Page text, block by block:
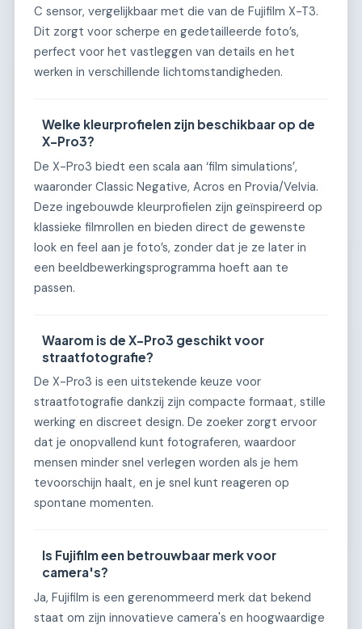
C sensor, vergelijkbaar met die van de Fujifilm X-T3.
Dit zorgt voor scherpe en gedetailleerde foto’s,
perfect voor het vastleggen van details en het
werken in verschillende lichtomstandigheden.
Welke kleurprofielen zijn beschikbaar op de
X-Pro3?
De X-Pro3 biedt een scala aan ‘film simulations’,
waaronder Classic Negative, Acros en Provia/Velvia.
Deze ingebouwde kleurprofielen zijn geïnspireerd op
klassieke filmrollen en bieden direct de gewenste
look en feel aan je foto’s, zonder dat je ze later in
een beeldbewerkingsprogramma hoeft aan te
passen.
Waarom is de X-Pro3 geschikt voor
straatfotografie?
De X-Pro3 is een uitstekende keuze voor
straatfotografie dankzij zijn compacte formaat, stille
werking en discreet design. De zoeker zorgt ervoor
dat je onopvallend kunt fotograferen, waardoor
mensen minder snel verlegen worden als je hem
tevoorschijn haalt, en je snel kunt reageren op
spontane momenten.
Is Fujifilm een betrouwbaar merk voor
camera's?
Ja, Fujifilm is een gerenommeerd merk dat bekend
staat om zijn innovatieve camera's en hoogwaardige